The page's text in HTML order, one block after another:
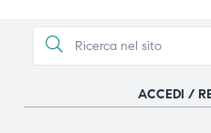
ACCEDI /